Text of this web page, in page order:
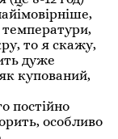
температури,
то я скажу,
дуже
купований,
постійно
особливо